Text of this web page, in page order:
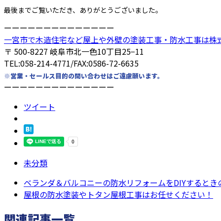
最後までご覧いただき、ありがとうございました。
ーーーーーーーーーーーーーー
一宮市で木造住宅など屋上や外壁の塗装工事・防水工事は株
〒 500-8227 岐阜市北一色10丁目25−11
TEL:058-214-4771/FAX:0586-72-6635
※営業・セールス目的の問い合わせはご遠慮願います。
ーーーーーーーーーーーーーー
ツイート
未分類
ベランダ＆バルコニーの防水リフォームをDIYするとき
屋根の防水塗装やトタン屋根工事はお任せください！